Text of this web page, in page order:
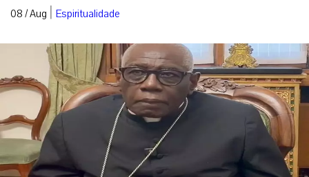
08 / Aug | Espiritualidade